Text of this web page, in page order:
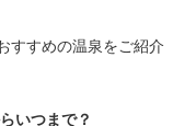
すすめの温泉をご紹介
いつまで？